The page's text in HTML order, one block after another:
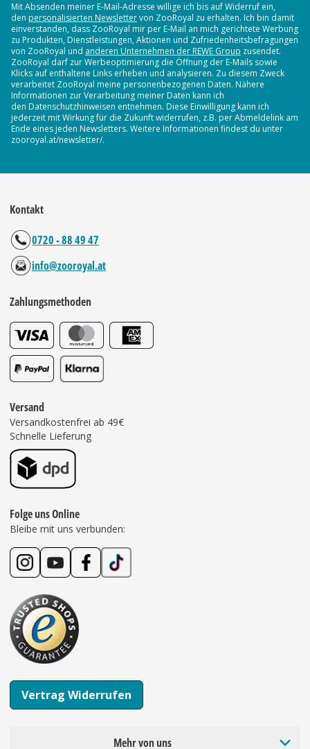
Mit Absenden meiner E-Mail-Adresse willige ich bis auf Widerruf ein,
den personalisierten Newslettervon ZooRoyal zu erhalten. Ich bin damit
einverstanden, dass ZooRoyal mir per E-Mail an mich gerichtete Werbung
zu Produkten, Dienstleistungen, Aktionen und Zufriedenheitsbefragungen
von ZooRoyal und anderen Unternehmen der REWE Group zusendet.
ZooRoyal darf zur Werbeoptimierung die Öffnung der E-Mails sowie
Klicks auf enthaltene Links erheben und analysieren. Zu diesem Zweck
verarbeitet ZooRoyal meine personenbezogenen Daten. Nähere
Informationen zur Verarbeitung meiner Daten kann ich
den Datenschutzhinweisen entnehmen. Diese Einwilligung kann ich
jederzeit mit Wirkung für die Zukunft widerrufen, z.B. per Abmeldelink am
Ende eines jeden Newsletters. Weitere Informationen findest du unter
zooroyal.at/newsletter/.
Kontakt
0720 - 88 49 47
info@zooroyal.at
Zahlungsmethoden
Versand
Versandkostenfrei ab 49€
Schnelle Lieferung
Folge uns Online
Bleibe mit uns verbunden:
Vertrag Widerrufen
Mehr von uns